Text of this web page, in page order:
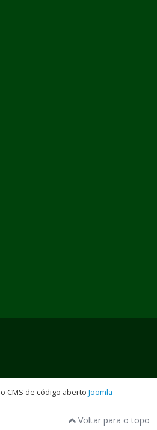
CMS de código aberto Joomla
Voltar para o topo